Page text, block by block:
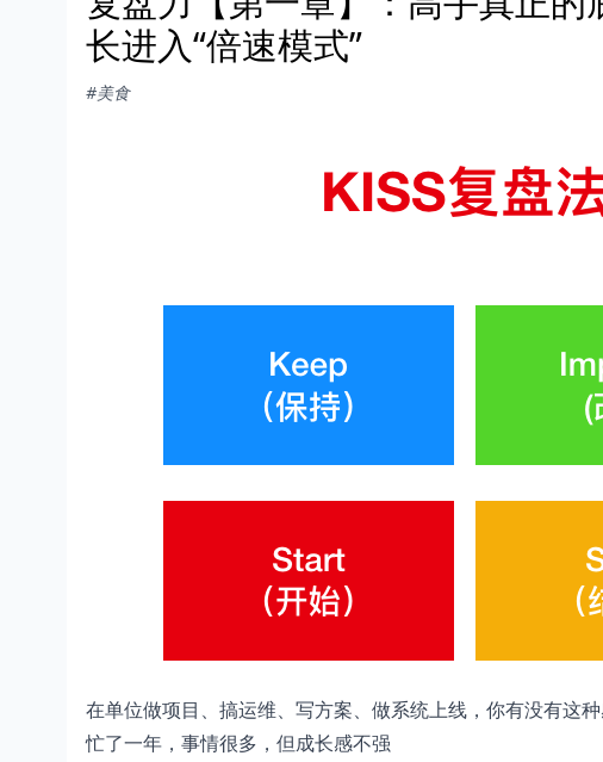
长进入“倍速模式”
#美食
在单位做项目、搞运维、写方案、做系统上线，你有没有这种
忙了一年，事情很多，但成长感不强